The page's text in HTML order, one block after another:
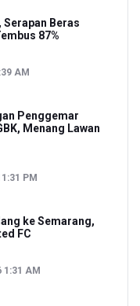
Beras
87%
AM
Penggemar
Menang Lawan
PM
ke Semarang,
FC
1:31 AM